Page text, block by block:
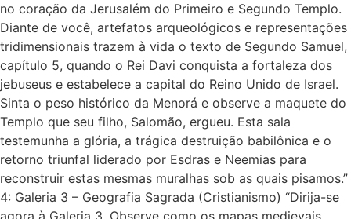
no coração da Jerusalém do Primeiro e Segundo Templo.
Diante de você, artefatos arqueológicos e representações
tridimensionais trazem à vida o texto de Segundo Samuel,
capítulo 5, quando o Rei Davi conquista a fortaleza dos
jebuseus e estabelece a capital do Reino Unido de Israel.
Sinta o peso histórico da Menorá e observe a maquete do
Templo que seu filho, Salomão, ergueu. Esta sala
testemunha a glória, a trágica destruição babilônica e o
retorno triunfal liderado por Esdras e Neemias para
reconstruir estas mesmas muralhas sob as quais pisamos.”
4: Galeria 3 – Geografia Sagrada (Cristianismo) “Dirija-se